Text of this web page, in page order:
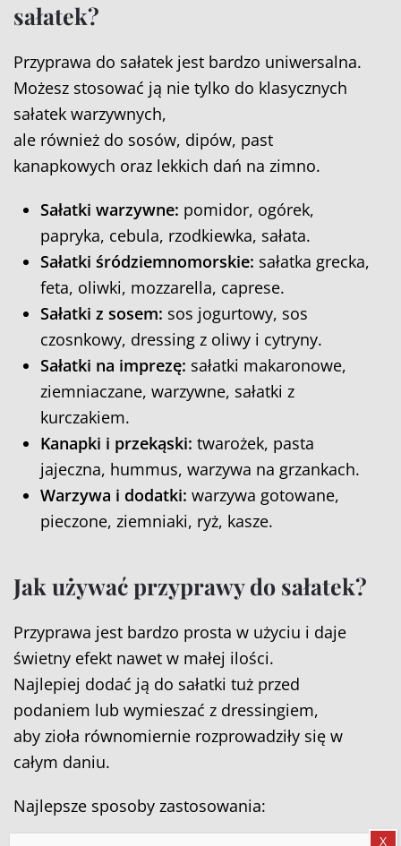
sałatek?
Przyprawa do sałatek jest bardzo uniwersalna.
Możesz stosować ją nie tylko do klasycznych
sałatek warzywnych,
ale również do sosów, dipów, past
kanapkowych oraz lekkich dań na zimno.
Sałatki warzywne: pomidor, ogórek,
papryka, cebula, rzodkiewka, sałata.
Sałatki śródziemnomorskie: sałatka grecka,
feta, oliwki, mozzarella, caprese.
Sałatki z sosem: sos jogurtowy, sos
czosnkowy, dressing z oliwy i cytryny.
Sałatki na imprezę: sałatki makaronowe,
ziemniaczane, warzywne, sałatki z
kurczakiem.
Kanapki i przekąski: twarożek, pasta
jajeczna, hummus, warzywa na grzankach.
Warzywa i dodatki: warzywa gotowane,
pieczone, ziemniaki, ryż, kasze.
Jak używać przyprawy do sałatek?
Przyprawa jest bardzo prosta w użyciu i daje
świetny efekt nawet w małej ilości.
Najlepiej dodać ją do sałatki tuż przed
podaniem lub wymieszać z dressingiem,
aby zioła równomiernie rozprowadziły się w
całym daniu.
Najlepsze sposoby zastosowania:
X